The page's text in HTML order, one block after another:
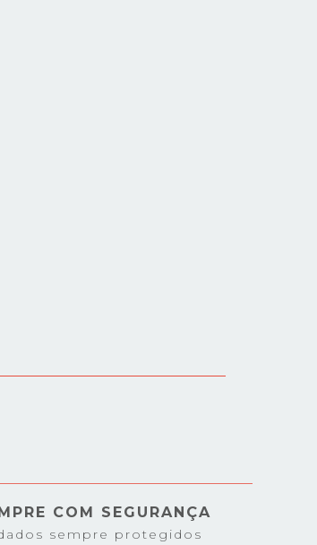
COM SEGURANÇA
sempre protegidos